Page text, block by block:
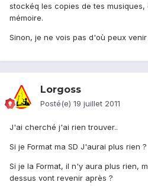
stockéq les copies de tes
mémoire.
Sinon, je ne vois pas d'où peux venir
Lorgoss
Posté(e) 19 juillet 2011
J'ai cherché j'ai rien trouver..
Si je Format ma SD J'aurai plus rien ?
Si je la Format, il n'y aura plus rien,
dessus vont revenir après ?